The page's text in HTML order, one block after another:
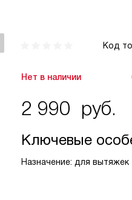
Код
Нет в наличии
2 990 руб.
Ключевые
Назначение: для вытяжек